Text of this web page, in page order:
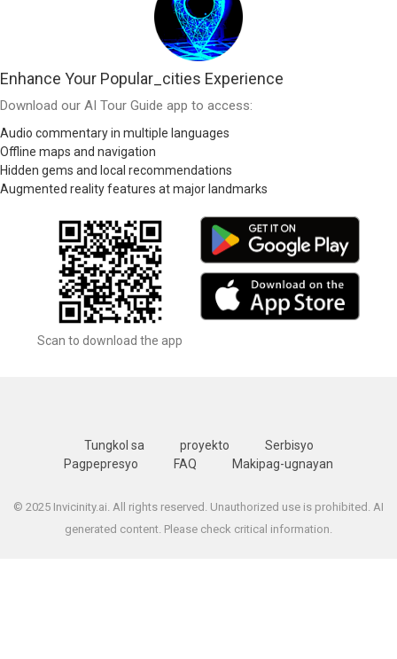
Enhance Your Popular_cities Experience
Download our AI Tour Guide app to access:
Audio commentary in multiple languages
Offline maps and navigation
Hidden gems and local recommendations
Augmented reality features at major landmarks
Scan to download the app
Tungkol sa proyekto
Serbisyo
Pagpepresyo
FAQ Makipag-ugnayan
© 2025 Invicinity.ai. All rights reserved. Unauthorized use is prohibited. AI
generated content. Please check critical information.